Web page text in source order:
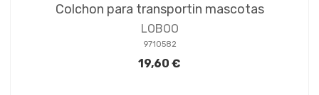
Colchon para transportin mascotas
LOBOO
9710582
19,60 €